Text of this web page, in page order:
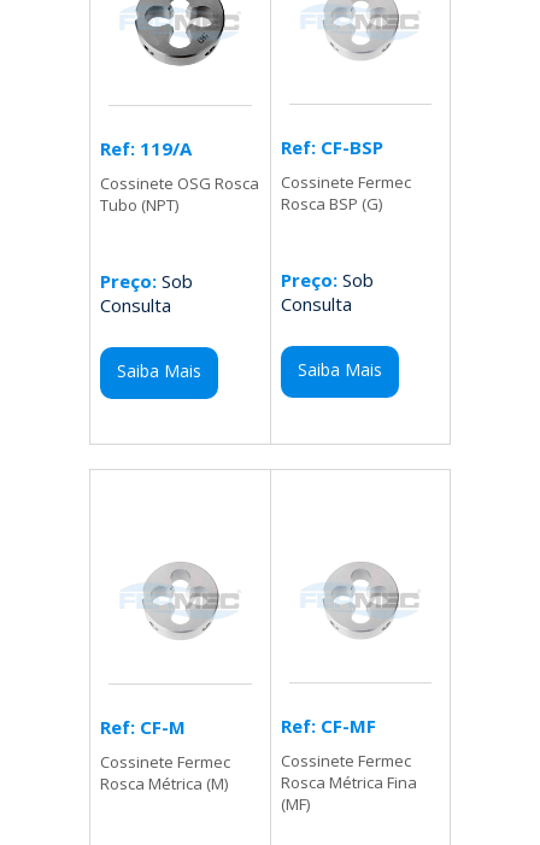
Ref: 119/A
Cossinete OSG Rosca
Tubo (NPT)
Preço: Sob
Consulta
Saiba Mais
Ref: CF-BSP
Cossinete Fermec
Rosca BSP (G)
Preço:Sob
Consulta
Saiba Mais
Ref: CF-M
Cossinete Fermec
Rosca Métrica (M)
Ref: CF-MF
Cossinete Fermec
Rosca Métrica Fina
(MF)